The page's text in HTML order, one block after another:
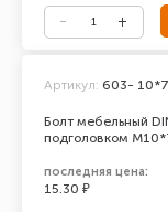
Болт мебельный
подголовком
Артикул: 603-
последняя цена:
15.30 ₽